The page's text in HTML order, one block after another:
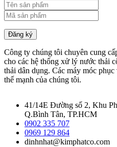
Đăng ký
Công ty chúng tôi chuyên cung
cho các hệ thống xử lý nước thải
thải dân dụng. Các máy móc
thế mạnh của chúng tôi.
41/14E Đường số 2, Khu
Q.Bình Tân, TP.HCM
0902 335 707
0969 129 864
dinhnhat@kimphatco.com